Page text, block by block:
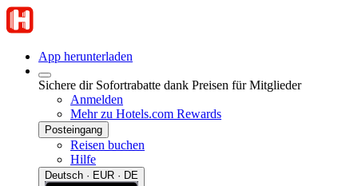
App herunterladen
Sichere dir Sofortrabatte dank Preisen für Mitglieder
Anmelden
Mehr zu Hotels.com Rewards
Posteingang
Reisen buchen
Hilfe
Deutsch · EUR · DE